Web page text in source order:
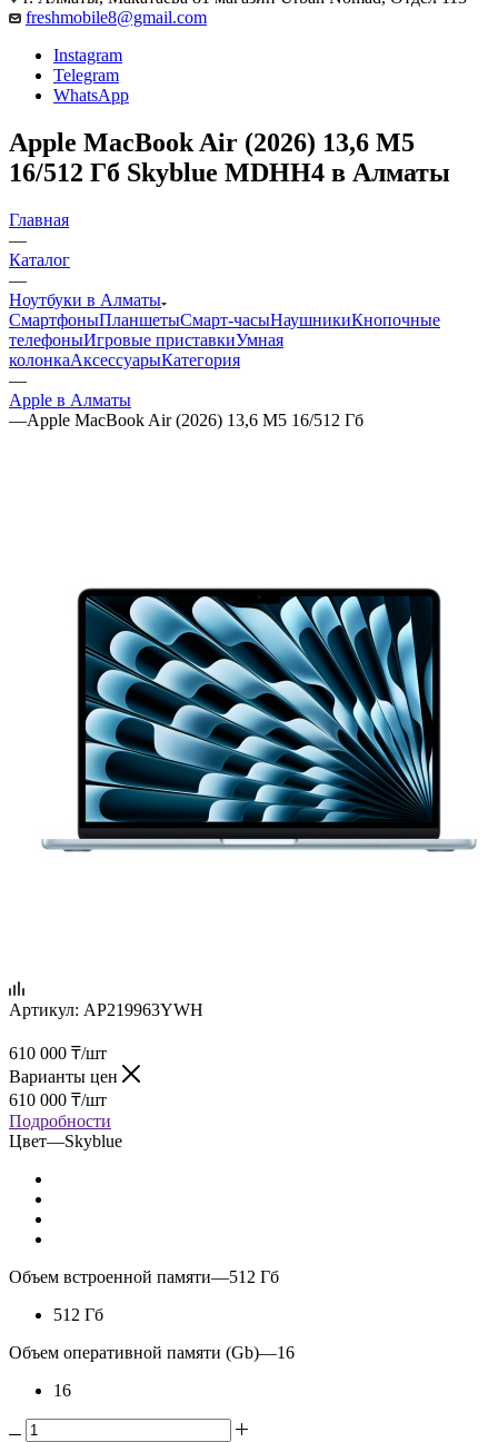
freshmobile8@gmail.com
Instagram
Telegram
WhatsApp
Apple MacBook Air (2026) 13,6 M5
16/512 Гб Skyblue MDHH4 в Алматы
Главная
—
Каталог
—
Ноутбуки в Алматы
СмартфоныПланшетыСмарт-часыНаушникиКнопочные
телефоныИгровые приставкиУмная
колонкаАксессуарыКатегория
—
Apple в Алматы
—Apple MacBook Air (2026) 13,6 M5 16/512 Гб
Артикул: AP219963YWH
610 000 ₸/шт
Варианты цен
610 000 ₸/шт
Подробности
Цвет—Skyblue
Объем встроенной памяти—512 Гб
512 Гб
Объем оперативной памяти (Gb)—16
16